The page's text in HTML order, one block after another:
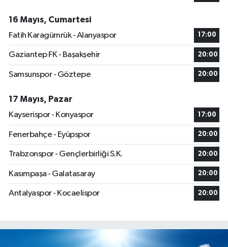
16 Mayıs, Cumartesi
Fatih Karagümrük - Alanyaspor
17:00
Gaziantep FK - Başakşehir 20:00
Samsunspor - Göztepe 20:00
17 Mayıs, Pazar
Kayserispor - Konyaspor
17:00
Fenerbahçe - Eyüpspor 20:00
Trabzonspor - Gençlerbirliği S.K. 20:00
Kasımpaşa - Galatasaray 20:00
Antalyaspor - Kocaelispor 20:00